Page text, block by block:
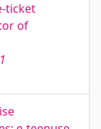
ticket
of